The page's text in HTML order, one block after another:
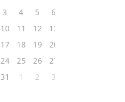
3 4 5
6
10 11 12
13
17 18 19
20
24 25 26
27
31 1 2 3